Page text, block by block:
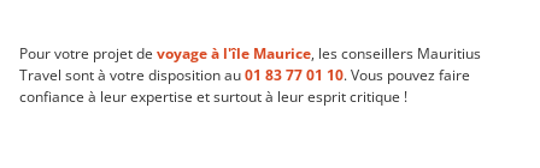
Pour votre projet de voyage à l'île Maurice, les conseillers Mauritius
Travel sont à votre disposition au01 83 77 01 10. Vous pouvez faire
confiance à leur expertise et surtout à leur esprit critique !